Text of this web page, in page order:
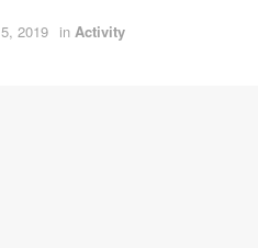
2019 in Activity